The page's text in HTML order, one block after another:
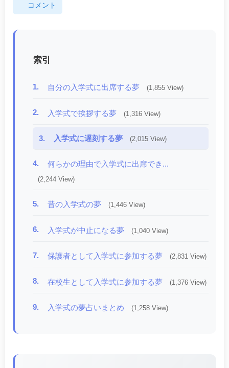
コメント
索引
1. 自分の入学式に出席する夢 (1,855 View)
2. 入学式で挨拶する夢 (1,316 View)
3. 入学式に遅刻する夢 (2,015 View)
4. 何らかの理由で入学式に出席でき...
(2,244 View)
5. 昔の入学式の夢 (1,446 View)
6. 入学式が中止になる夢 (1,040 View)
7. 保護者として入学式に参加する夢 (2,831 View)
8. 在校生として入学式に参加する夢 (1,376 View)
9. 入学式の夢占いまとめ (1,258 View)